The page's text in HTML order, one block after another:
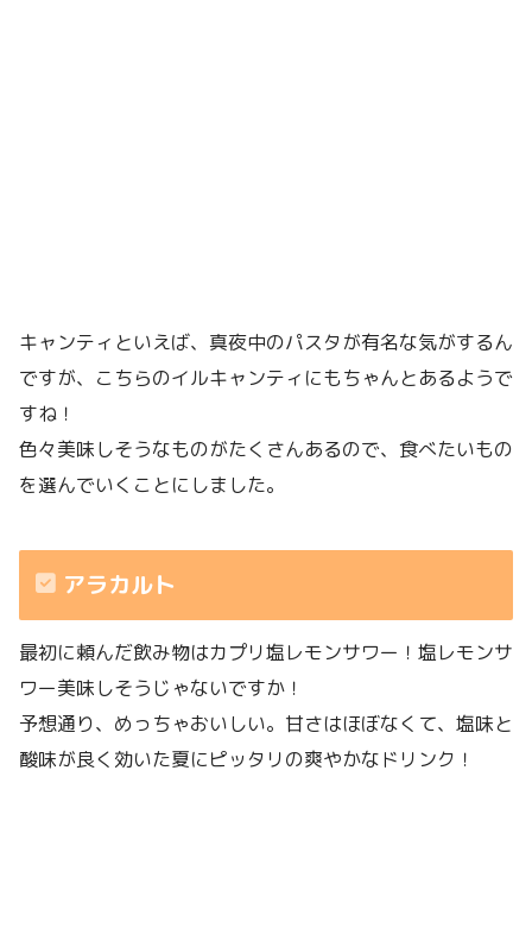
キャンティといえば、真夜中のパスタが有名な気がするん
ですが、こちらのイルキャンティにもちゃんとあるようで
すね！
色々美味しそうなものがたくさんあるので、食べたいもの
を選んでいくことにしました。
アラカルト
最初に頼んだ飲み物はカプリ塩レモンサワー！塩レモンサ
ワー美味しそうじゃないですか！
予想通り、めっちゃおいしい。甘さはほぼなくて、塩味と
酸味が良く効いた夏にピッタリの爽やかなドリンク！